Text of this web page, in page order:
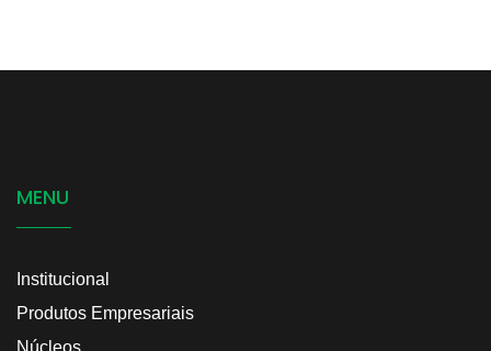
MENU
Institucional
Produtos Empresariais